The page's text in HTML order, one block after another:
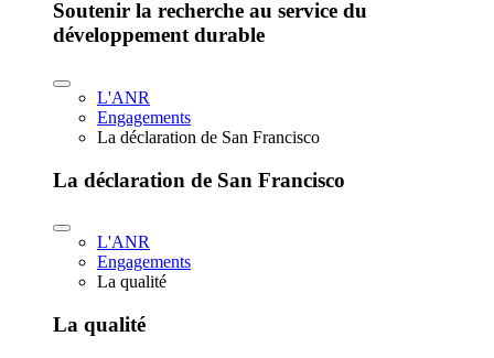
Soutenir la recherche au service du
développement durable
L'ANR
Engagements
La déclaration de San Francisco
La déclaration de San Francisco
L'ANR
Engagements
La qualité
La qualité